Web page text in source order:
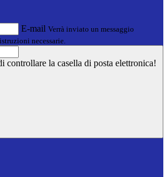
E-mail Verrà inviato un messaggio
necessarie.
controllare la casella di posta elettronica!